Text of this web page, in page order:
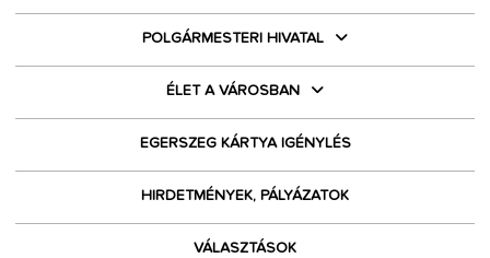
POLGÁRMESTERI HIVATAL
ÉLET A VÁROSBAN
EGERSZEG KÁRTYA IGÉNYLÉS
HIRDETMÉNYEK, PÁLYÁZATOK
VÁLASZTÁSOK